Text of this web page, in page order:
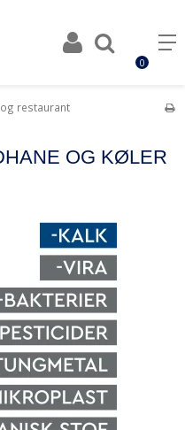
0
restaurant
OG KØLER